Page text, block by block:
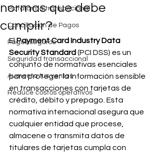
Plataforma transaccional
Conciliación de Pagos
Pagos seguros
Seguridad transaccional
Aumenta tus ventas
Reduce costos operativos
normas que debe
cumplir?
El Payment Card Industry Data
Security Standard (PCI DSS) es un
conjunto de normativas esenciales
para proteger la información sensible
en transacciones con tarjetas de
crédito, débito y prepago. Esta
normativa internacional asegura que
cualquier entidad que procese,
almacene o transmita datos de
titulares de tarjetas cumpla con